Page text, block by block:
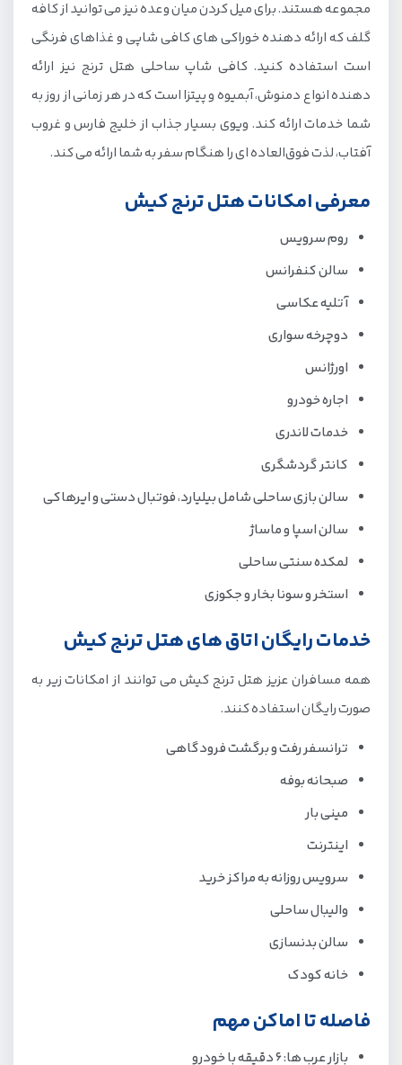
مجموعه هستند. برای میل کردن میان وعده نیز می توانید از کافه
گلف که ارائه دهنده خوراکی های کافی شاپی و غذاهای فرنگی
است استفاده کنید. کافی شاپ ساحلی هتل ترنج نیز ارائه
دهنده انواع دمنوش، آبمیوه و پیتزا است که در هر زمانی از روز به
شما خدمات ارائه کند. ویوی بسیار جذاب از خلیج فارس و غروب
آفتاب، لذت فوق‌العاده ای را هنگام سفر به شما ارائه می کند.
معرفی امکانات هتل ترنج کیش
روم سرویس
سالن کنفرانس
آتلیه عکاسی
دوچرخه سواری
اورژانس
اجاره خودرو
خدمات لاندری
کانتر گردشگری
سالن بازی ساحلی شامل بیلیارد، فوتبال دستی و ایرهاکی
سالن اسپا و ماساژ
لمکده سنتی ساحلی
استخر و سونا بخار و جکوزی
خدمات رایگان اتاق های هتل ترنج کیش
همه مسافران عزیز هتل ترنج کیش می توانند از امکانات زیر به
صورت رایگان استفاده کنند.
ترانسفر رفت و برگشت فرودگاهی
صبحانه بوفه
مینی بار
اینترنت
سرویس روزانه به مراکز خرید
والیبال ساحلی
سالن بدنسازی
خانه کودک
فاصله تا اماکن مهم
بازار عرب ها: 6 دقیقه با خودرو